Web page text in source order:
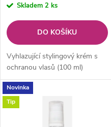
o
d
u
k
r
o
d
u
k
Skladem 2 ks
DO KOŠÍKU
Vyhlazující stylingový krém s
ochranou vlasů (100 ml)
Novinka
Tip